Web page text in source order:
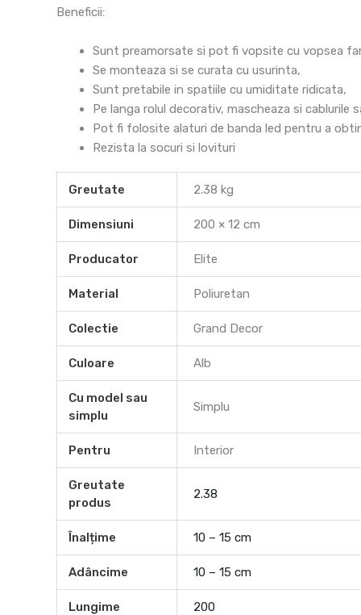
Beneficii:
Sunt preamorsate si pot fi vopsite cu vopsea
Se monteaza si se curata cu usurinta,
Sunt pretabile in spatiile cu umiditate ridicata,
Pe langa rolul decorativ, mascheaza si cablurile
Pot fi folosite alaturi de banda led pentru a
Rezista la socuri si lovituri
Greutate 2.38 kg
Dimensiuni 200 × 12 cm
Producator Elite
Material Poliuretan
Colectie Grand Decor
Culoare Alb
Cu model sau
simplu
Simplu
Pentru Interior
Greutate
produs
2.38
Înalțime 10 – 15 cm
Adâncime 10 – 15 cm
Lungime 200